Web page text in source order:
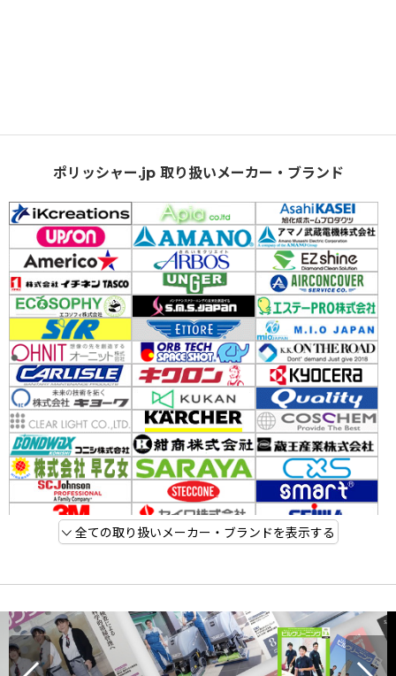
ポリッシャー.jp 取り扱いメーカー・ブランド
全ての取り扱いメーカー・ブランドを表示する